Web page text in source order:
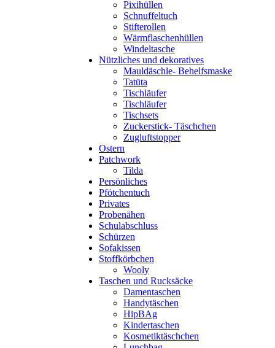
Pixihüllen
Schnuffeltuch
Stifterollen
Wärmflaschenhüllen
Windeltasche
Nützliches und dekoratives
Mauldäschle- Behelfsmaske
Tatüta
Tischläufer
Tischläufer
Tischsets
Zuckerstick- Täschchen
Zugluftstopper
Ostern
Patchwork
Tilda
Persönliches
Pfötchentuch
Privates
Probenähen
Schulabschluss
Schürzen
Sofakissen
Stoffkörbchen
Wooly
Taschen und Rucksäcke
Damentaschen
Handytäschen
HipBAg
Kindertaschen
Kosmetiktäschchen